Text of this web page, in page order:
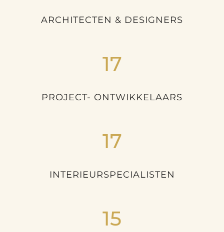
ARCHITECTEN & DESIGNERS
17
PROJECT- ONTWIKKELAARS
17
INTERIEURSPECIALISTEN
15